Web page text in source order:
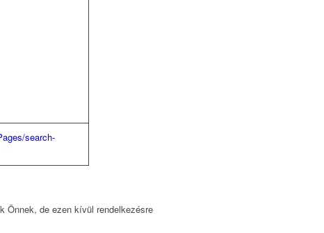
search-
Önnek, de ezen kívül rendelkezésre